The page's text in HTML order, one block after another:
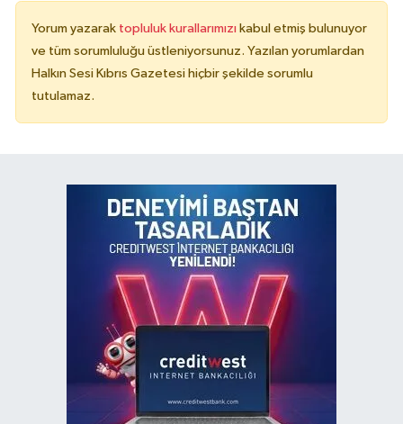
Yorum yazarak topluluk kurallarımızı kabul etmiş bulunuyor
ve tüm sorumluluğu üstleniyorsunuz. Yazılan yorumlardan
Halkın Sesi Kıbrıs Gazetesi hiçbir şekilde sorumlu
tutulamaz.